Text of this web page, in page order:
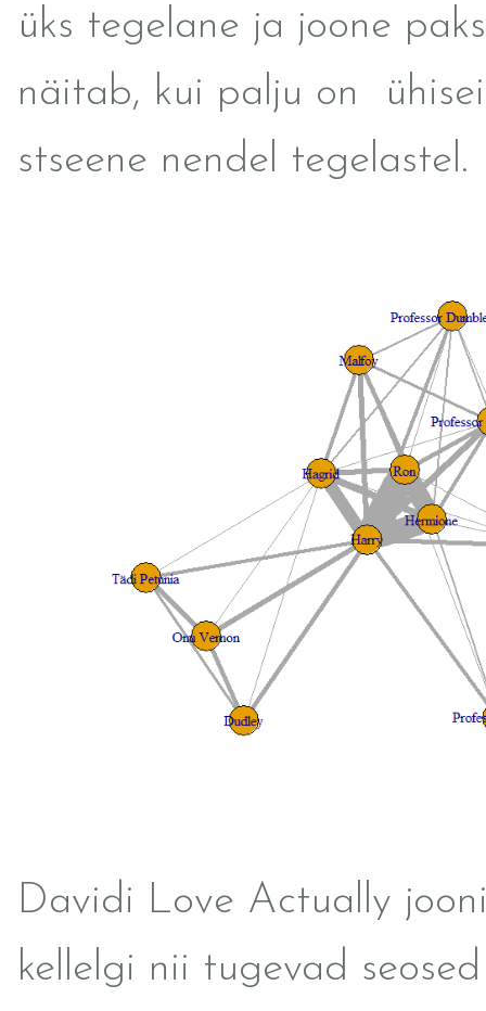
üks tegelane ja joone
näitab, kui palju on
stseene nendel tegelastel.
Davidi Love Actually
kellelgi nii tugevad